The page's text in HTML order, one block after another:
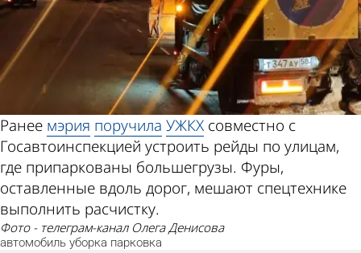
Ранее мэрия поручила УЖКХ совместно с
Госавтоинспекцией устроить рейды по улицам,
где припаркованы большегрузы. Фуры,
оставленные вдоль дорог, мешают спецтехнике
выполнить расчистку.
фото - телеграм-канал Олега Денисова
автомобиль уборка парковка